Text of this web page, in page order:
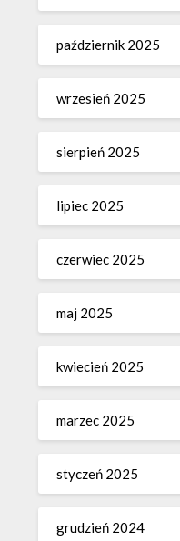
październik 2025
wrzesień 2025
sierpień 2025
lipiec 2025
czerwiec 2025
maj 2025
kwiecień 2025
marzec 2025
styczeń 2025
grudzień 2024